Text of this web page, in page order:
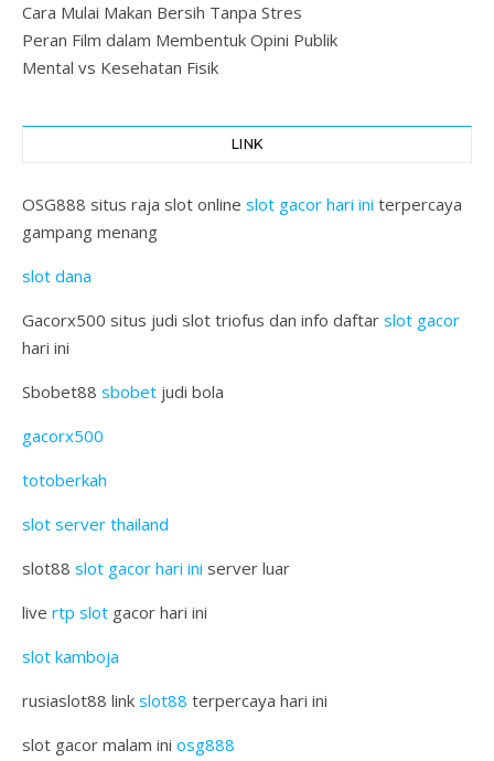
Cara Mulai Makan Bersih Tanpa Stres
Peran Film dalam Membentuk Opini Publik
Mental vs Kesehatan Fisik
LINK
OSG888 situs raja slot online slot gacor hari ini terpercaya
gampang menang
slot dana
Gacorx500 situs judi slot triofus dan info daftar slot gacor
hari ini
Sbobet88 sbobet judi bola
gacorx500
totoberkah
slot server thailand
slot88 slot gacor hari ini server luar
live rtp slot gacor hari ini
slot kamboja
rusiaslot88 link slot88 terpercaya hari ini
slot gacor malam ini osg888